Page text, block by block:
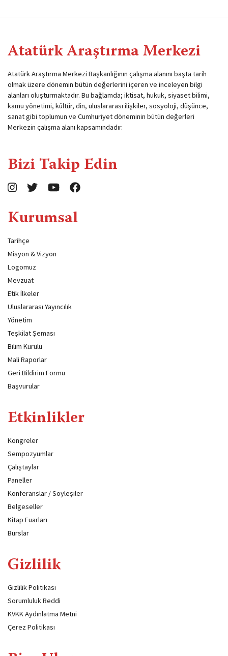
Atatürk Araştırma Merkezi
Atatürk Araştırma Merkezi Başkanlığının çalışma alanını başta tarih
olmak üzere dönemin bütün değerlerini içeren ve inceleyen bilgi
alanları oluşturmaktadır. Bu bağlamda; iktisat, hukuk, siyaset bilimi,
kamu yönetimi, kültür, din, uluslararası ilişkiler, sosyoloji, düşünce,
sanat gibi toplumun ve Cumhuriyet döneminin bütün değerleri
Merkezin çalışma alanı kapsamındadır.
Bizi Takip Edin
Kurumsal
Tarihçe
Misyon & Vizyon
Logomuz
Mevzuat
Etik İlkeler
Uluslararası Yayıncılık
Yönetim
Teşkilat Şeması
Bilim Kurulu
Mali Raporlar
Geri Bildirim Formu
Başvurular
Etkinlikler
Kongreler
Sempozyumlar
Çalıştaylar
Paneller
Konferanslar / Söyleşiler
Belgeseller
Kitap Fuarları
Burslar
Gizlilik
Gizlilik Politikası
Sorumluluk Reddi
KVKK Aydınlatma Metni
Çerez Politikası